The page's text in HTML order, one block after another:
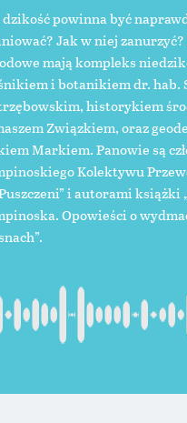
dzikość powinna być
Jak w niej
mają kompleks
i botanikiem dr. hab.
historykiem
Związkiem, oraz
Markiem. Panowie są
Kolektywu
i autorami książki
Opowieści o